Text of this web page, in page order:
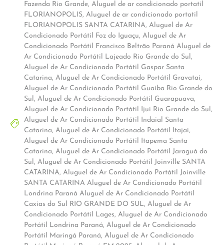
Fazenda Rio Grande, Aluguel de ar condicionado portatil
FLORIANOPOLIS, Aluguel de ar condicionado portatil
FLORIANOPOLIS SANTA CATARINA, Aluguel de Ar
Condicionado Portátil Foz do Iguaçu, Aluguel de Ar
Condicionado Portátil Francisco Beltrão Paraná Aluguel de
Ar Condicionado Portátil Lajeado Rio Grande do Sul,
Aluguel de Ar Condicionado Portátil Gaspar Santa
Catarina, Aluguel de Ar Condicionado Portátil Gravataí,
Aluguel de Ar Condicionado Portátil Guaíba Rio Grande do
Sul, Aluguel de Ar Condicionado Portátil Guarapuava,
Aluguel de Ar Condicionado Portátil Ijuí Rio Grande do Sul,
Aluguel de Ar Condicionado Portátil Indaial Santa
Catarina, Aluguel de Ar Condicionado Portátil Itajaí,
Aluguel de Ar Condicionado Portátil Itapema Santa
Catarina, Aluguel de Ar Condicionado Portátil Jaraguá do
Sul, Aluguel de Ar Condicionado Portátil Joinville SANTA
CATARINA, Aluguel de Ar Condicionado Portátil Joinville
SANTA CATARINA Aluguel de Ar Condicionado Portátil
Londrina Paraná Aluguel de Ar Condicionado Portátil
Caxias do Sul RIO GRANDE DO SUL, Aluguel de Ar
Condicionado Portátil Lages, Aluguel de Ar Condicionado
Portátil Londrina Paraná, Aluguel de Ar Condicionado
Portátil Maringá Paraná, Aluguel de Ar Condicionado